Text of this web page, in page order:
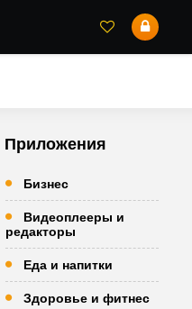
Приложения
Бизнес
Видеоплееры и
редакторы
Еда и напитки
Здоровье и фитнес